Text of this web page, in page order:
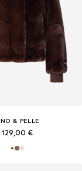
& PELLE
129,00 €